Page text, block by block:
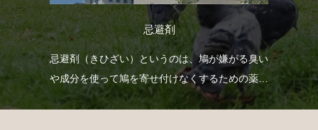
忌避剤
忌避剤（きひざい）というのは、鳩が嫌がる臭い
や成分を使って鳩を寄せ付けなくするための薬剤
で、様々なタイプのものがあります。